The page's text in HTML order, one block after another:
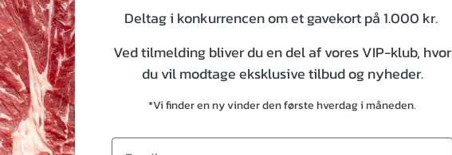
Deltag i konkurrencen om et gavekort på 1.000 kr.
Ved tilmelding bliver du en del af vores VIP-klub, hvor
du vil modtage eksklusive tilbud og nyheder.
*Vi finder en ny vinder den første hverdag i måneden.